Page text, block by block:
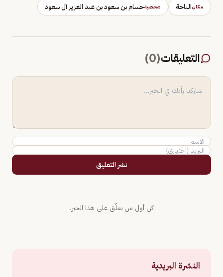
مكانالباحة شخصيةحسام بن سعود بن عبد العزيز آل سعود
التعليقات(
0
)
نشر التعليق
كن أول من يعلّق على هذا الخبر.
النشرة البريدية